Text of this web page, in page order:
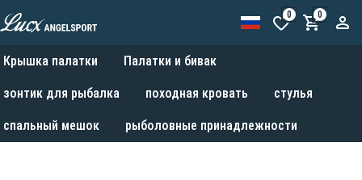
0 0
Крышка палатки Палатки и бивак
зонтик для рыбалка походная кровать стулья
спальный мешок рыболовные принадлежности